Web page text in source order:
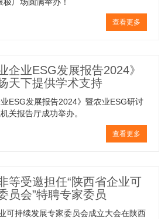
查看更多
企业ESG发展报告2024》
天下提供学术支持
ESG发展报告2024》暨农业ESG研讨
关报告厅成功举办。
查看更多
等受邀担任“陕西省企业可
员会”特聘专家委员
可持续发展专家委员会成立大会在陕西